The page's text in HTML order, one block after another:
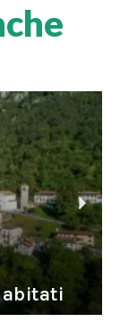
N
e
x